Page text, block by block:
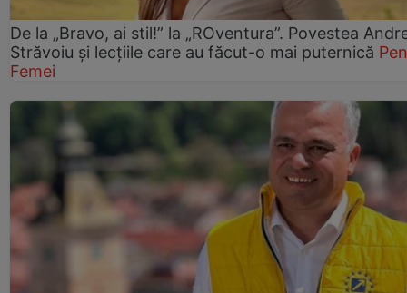
De la „Bravo, ai stil!” la „ROventura”. Povestea
Străvoiu și lecțiile care au făcut-o mai puternică
Femei